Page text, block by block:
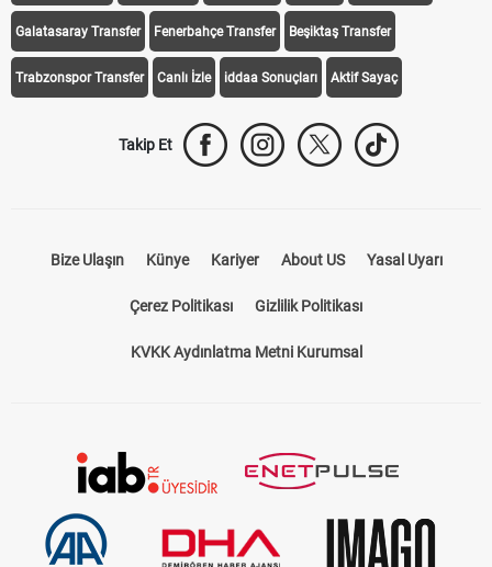
Galatasaray Transfer Fenerbahçe Transfer Beşiktaş Transfer
Trabzonspor Transfer Canlı İzle iddaa Sonuçları Aktif Sayaç
Takip Et
Bize Ulaşın Künye Kariyer About US Yasal Uyarı
Çerez Politikası Gizlilik Politikası
KVKK Aydınlatma Metni Kurumsal